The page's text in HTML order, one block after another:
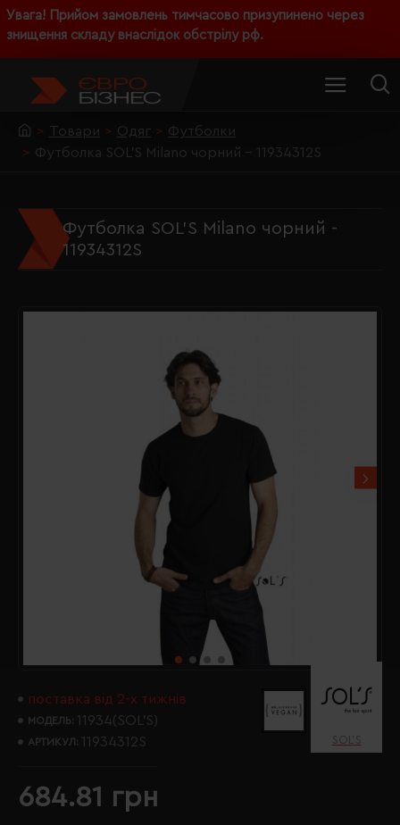
Увага! Прийом замовлень тимчасово призупинено через
знищення складу внаслідок обстрілу рф.
Товари Одяг
Футболки
Футболка SOL'S Milano чорний - 11934312S
Футболка SOL'S Milano чорний -
11934312S
поставка від 2-х тижнів
МОДЕЛЬ: 11934(SOL’S)
АРТИКУЛ: 11934312S SOL’S
684.81 грн